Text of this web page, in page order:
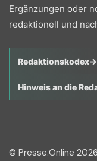
Ergänzungen oder
redaktionell und
Redaktionskodex→
Hinweis an die
© Presse.Online